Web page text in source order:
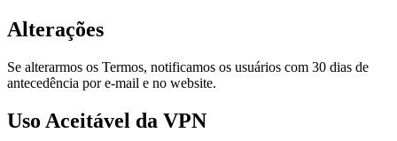
Alterações
Se alterarmos os Termos, notificamos os usuários com 30 dias de
antecedência por e-mail e no website.
Uso Aceitável da VPN